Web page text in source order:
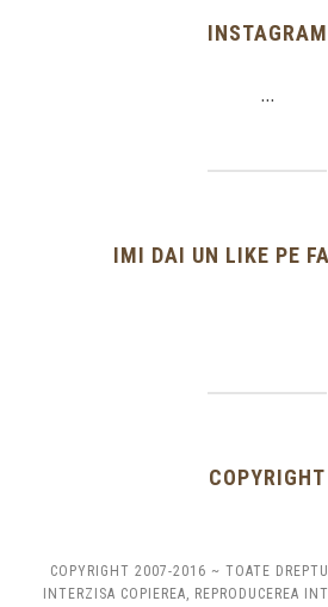
INSTAGRAM
…
IMI DAI UN LIKE PE
COPYRIGHT
COPYRIGHT 2007-2016 ~ TOATE
INTERZISA COPIEREA, REPRODUCEREA